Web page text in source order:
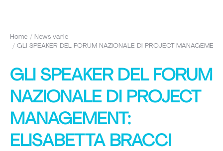
Tu sei qui:
Home
News varie
GLI SPEAKER DEL FORUM NAZIONALE DI PROJECT
GLI SPEAKER DEL FORUM
NAZIONALE DI PROJECT
MANAGEMENT:
ELISABETTA BRACCI